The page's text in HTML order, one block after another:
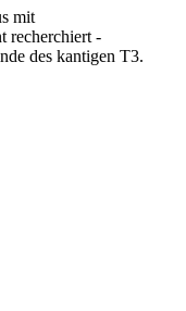
mit
recherchiert -
des kantigen T3.